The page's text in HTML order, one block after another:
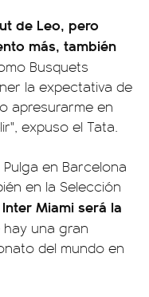
de Leo, pero
más, también
Busquets
la expectativa de
apresurarme en
expuso el Tata.
en Barcelona
en la Selección
Inter Miami será la
hay una gran
del mundo en